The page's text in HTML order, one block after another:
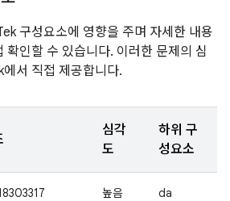
구성요소에 영향을 주며 자세한 내용
확인할 수 있습니다. 이러한 문제의 심
서 직접 제공합니다.
심각
도
하위 구
성요소
높음 da